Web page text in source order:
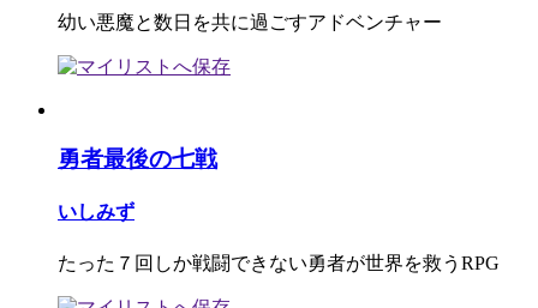
幼い悪魔と数日を共に過ごすアドベンチャー
勇者最後の七戦
いしみず
たった７回しか戦闘できない勇者が世界を救うRPG